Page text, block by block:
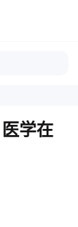
学在